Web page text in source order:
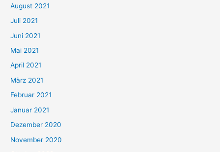
n
a
c
h
:
August 2021
Juli 2021
Juni 2021
Mai 2021
April 2021
März 2021
Februar 2021
Januar 2021
Dezember 2020
November 2020